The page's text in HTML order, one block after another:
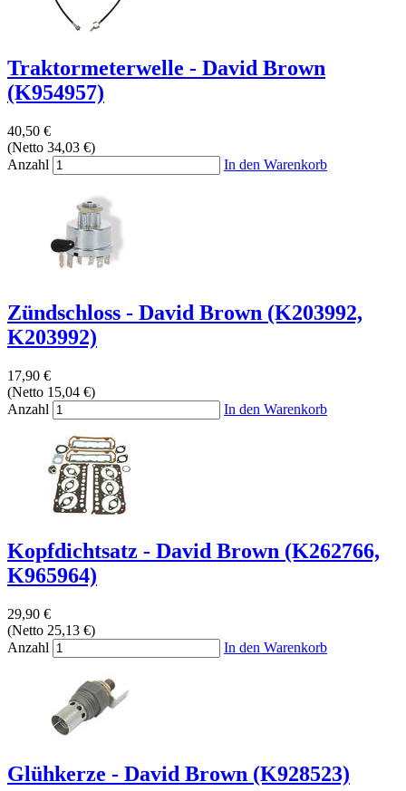
Traktormeterwelle - David Brown
(K954957)
40,50 €
(Netto 34,03 €)
Anzahl
In den Warenkorb
Zündschloss - David Brown (K203992,
K203992)
17,90 €
(Netto 15,04 €)
Anzahl
In den Warenkorb
Kopfdichtsatz - David Brown (K262766,
K965964)
29,90 €
(Netto 25,13 €)
Anzahl
In den Warenkorb
Glühkerze - David Brown (K928523)